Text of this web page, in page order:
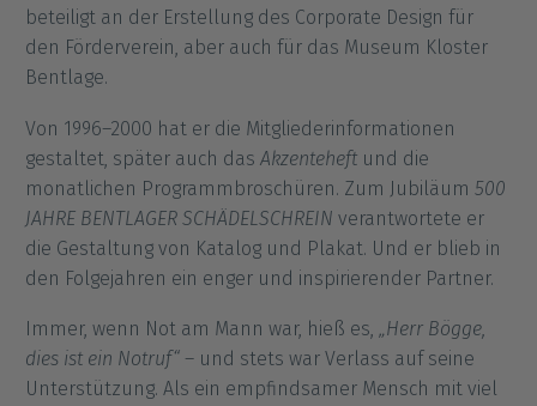
beteiligt an der Erstellung des Corporate Design für
den Förderverein, aber auch für das Museum Kloster
Bentlage.
Von 1996–2000 hat er die Mitgliederinformationen
gestaltet, später auch das Akzenteheft und die
monatlichen Programmbroschüren. Zum Jubiläum 500
JAHRE BENTLAGER SCHÄDELSCHREIN verantwortete er
die Gestaltung von Katalog und Plakat. Und er blieb in
den Folgejahren ein enger und inspirierender Partner.
Immer, wenn Not am Mann war, hieß es, „Herr Bögge,
dies ist ein Notruf“ – und stets war Verlass auf seine
Unterstützung. Als ein empfindsamer Mensch mit viel